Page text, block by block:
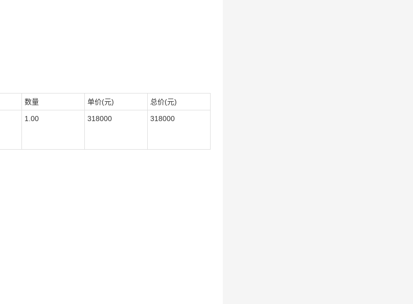
数量 单价(元) 总价(元)
1.00 318000 318000